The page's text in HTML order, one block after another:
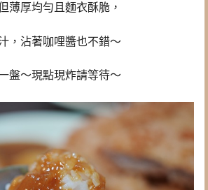
薄厚均勻且麵衣酥脆，
，沾著咖哩醬也不錯～
盤～現點現炸請等待～